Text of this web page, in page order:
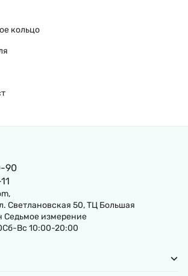
кольцо
90
Светлановская 50, ТЦ Большая
Седьмое измерение
Вс 10:00-20:00